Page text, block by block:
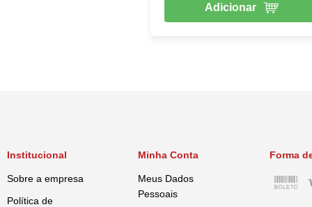
Adicionar
Institucional
Sobre a empresa
Política de
Minha Conta
Meus Dados
Pessoais
Forma